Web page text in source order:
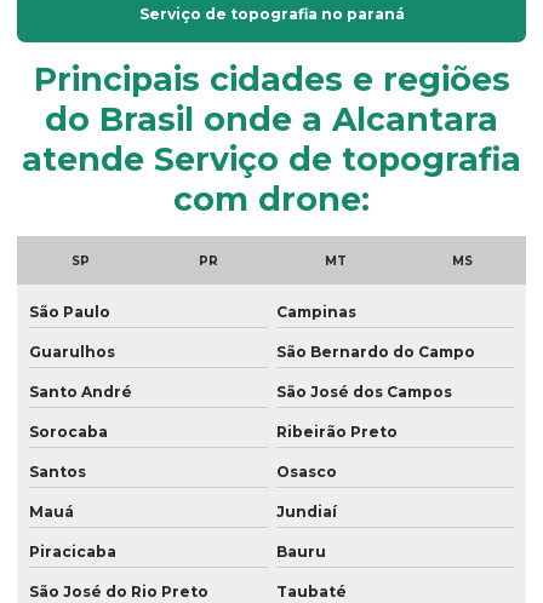
Georreferenciamento por drone
Georreferenciamento de imóveis
Georreferenciamento de imóveis rurais com drone
Georreferenciamento de propriedades rurais
Georreferenciamento topografia
Laudo ambiental empresa
Laudo de passivo ambiental
Laudos ambientais
Laudos técnicos ambientais
Levantamento georreferenciado
Serviço de topografia no paraná
Principais cidades e regiões
do Brasil onde a Alcantara
atende Serviço de topografia
com drone:
SP PR MT MS
São Paulo Campinas
Guarulhos São Bernardo do Campo
Santo André São José dos Campos
Sorocaba Ribeirão Preto
Santos Osasco
Mauá Jundiaí
Piracicaba Bauru
São José do Rio Preto Taubaté